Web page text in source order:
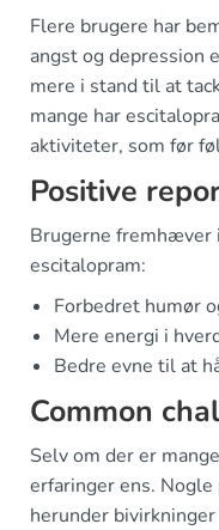
Flere brugere har
angst og depression
mere i stand til at
mange har
aktiviteter, som før
Positive
Brugerne
escitalopram:
Forbedret humør
Mere energi i
Bedre evne til at
Common
Selv om der er
erfaringer ens.
herunder